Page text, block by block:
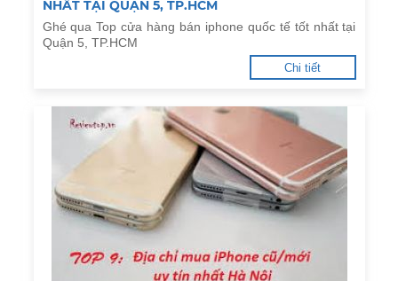
NHẤT TẠI QUẬN 5, TP.HCM
Ghé qua Top cửa hàng bán iphone quốc tế tốt nhất tại
Quận 5, TP.HCM
Chi tiết